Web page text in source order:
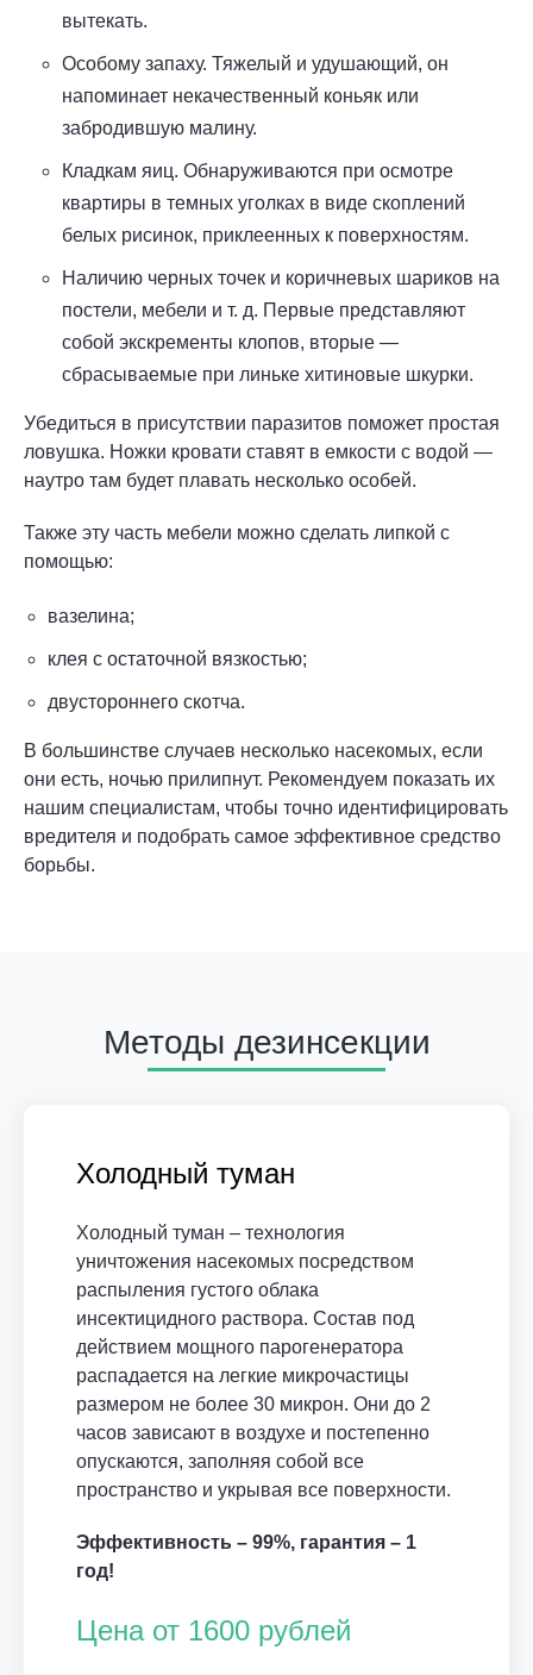
вытекать.
Особому запаху. Тяжелый и удушающий, он
напоминает некачественный коньяк или
забродившую малину.
Кладкам яиц. Обнаруживаются при осмотре
квартиры в темных уголках в виде скоплений
белых рисинок, приклеенных к поверхностям.
Наличию черных точек и коричневых шариков на
постели, мебели и т. д. Первые представляют
собой экскременты клопов, вторые —
сбрасываемые при линьке хитиновые шкурки.
Убедиться в присутствии паразитов поможет простая
ловушка. Ножки кровати ставят в емкости с водой —
наутро там будет плавать несколько особей.
Также эту часть мебели можно сделать липкой с
помощью:
вазелина;
клея с остаточной вязкостью;
двустороннего скотча.
В большинстве случаев несколько насекомых, если
они есть, ночью прилипнут. Рекомендуем показать их
нашим специалистам, чтобы точно идентифицировать
вредителя и подобрать самое эффективное средство
борьбы.
Методы дезинсекции
Холодный туман
Холодный туман – технология
уничтожения насекомых посредством
распыления густого облака
инсектицидного раствора. Состав под
действием мощного парогенератора
распадается на легкие микрочастицы
размером не более 30 микрон. Они до 2
часов зависают в воздухе и постепенно
опускаются, заполняя собой все
пространство и укрывая все поверхности.
Эффективность – 99%, гарантия – 1
год!
Цена от 1600 рублей